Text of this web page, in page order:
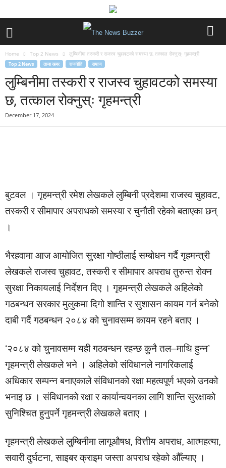
Home Top 2 News लुम्बिनीमा तस्करी र राजस्व चुहावटको समस्या छ, तत्काल रोक्नुस्ः गृहमन्त्री
Top 2 News ताजा खबर राजनीति समाज
लुम्बिनीमा तस्करी र राजस्व चुहावटको समस्या
छ, तत्काल रोक्नुस्ः गृहमन्त्री
December 17, 2024
बुटवल । गृहमन्त्री रमेश लेखकले लुम्बिनी प्रदेशमा राजस्व चुहावट,
तस्करी र सीमापार अपराधको समस्या र चुनौती रहेको बताएका छन्
।
भैरहवामा आज आयोजित सुरक्षा गोष्ठीलाई सम्बोधन गर्दै गृहमन्त्री
लेखकले राजस्व चुहावट, तस्करी र सीमापार अपराध तुरुन्त रोक्न
सुरक्षा निकायलाई निर्देशन दिए । गृहमन्त्री लेखकले अहिलेको
गठबन्धन सरकार मुलुकमा दिगो शान्ति र सुशासन कायम गर्न बनेको
दाबी गर्दै गठबन्धन २०८४ को चुनावसम्म कायम रहने बताए ।
‘२०८४ को चुनावसम्म यही गठबन्धन रहन्छ कुनै तल–माथि हुन्न’
गृहमन्त्री लेखकले भने । अहिलेको संविधानले नागरिकलाई
अधिकार सम्पन्न बनाएकाले संविधानको रक्षा महत्वपूर्ण भएको उनको
भनाइ छ । संविधानको रक्षा र कार्यान्वयनका लागि शान्ति सुरक्षाको
सुनिश्चित हुनुपर्ने गृहमन्त्री लेखकले बताए ।
गृहमन्त्री लेखकले लुम्बिनीमा लागूऔषध, वित्तीय अपराध, आत्महत्या,
सवारी दुर्घटना, साइबर क्राइम जस्ता अपराध रहेको औँल्याए ।